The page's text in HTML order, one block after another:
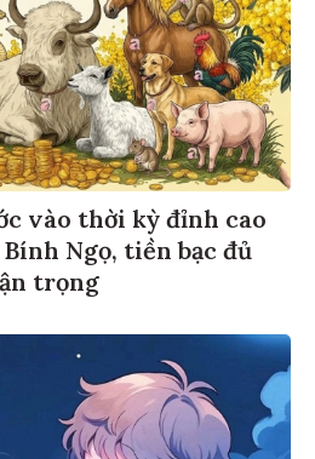
vào thời kỳ đỉnh cao
Ngọ, tiền bạc đủ
trọng